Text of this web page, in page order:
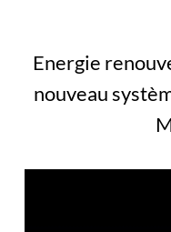
Energie
nouveau